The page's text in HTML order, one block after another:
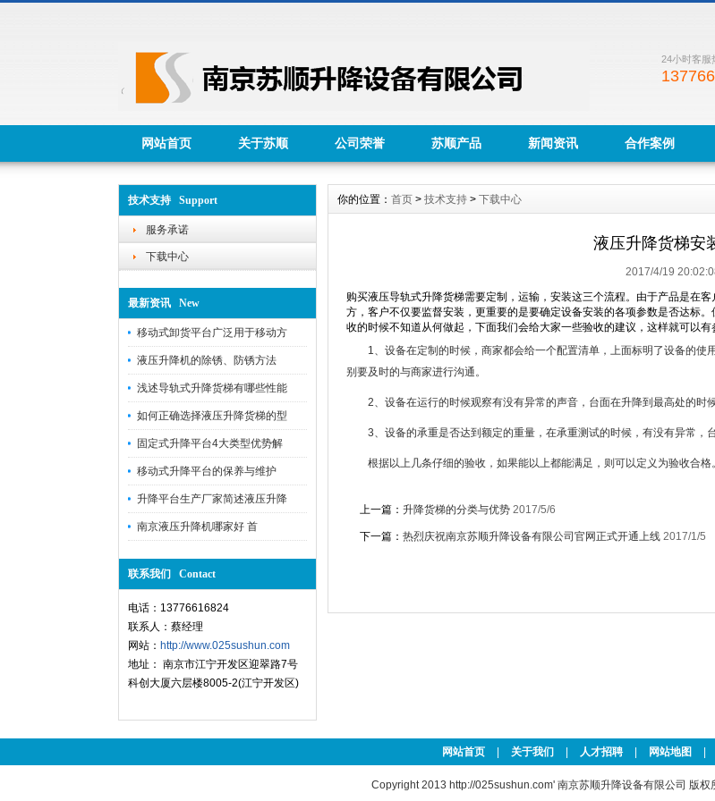
24小时客服
网站首页 关于苏顺 公司荣誉 苏顺产品 新闻资讯 合作案例
技术支持 Support
服务承诺
下载中心
最新资讯 New
移动式卸货平台广泛用于移动方
液压升降机的除锈、防锈方法
浅述导轨式升降货梯有哪些性能
如何正确选择液压升降货梯的型
固定式升降平台4大类型优势解
移动式升降平台的保养与维护
升降平台生产厂家简述液压升降
南京液压升降机哪家好 首
联系我们 Contact
电话：13776616824
联系人：蔡经理
网站： http://www.025sushun.com
地址： 南京市江宁开发区迎翠路7号
科创大厦六层楼8005-2(江宁开发区)
你的位置： 首页 > 技术支持 > 下载中心
液压升降货梯安
2017/4/19
购买液压导轨式升降货梯需要定制，运输，安装这三个流程。由于产品是在
方，客户不仅要监督安装，更重要的是要确定设备安装的各项参数是否达标
收的时候不知道从何做起，下面我们会给大家一些验收的建议，这样就可以有
1、设备在定制的时候，商家都会给一个配置清单，上面标明了设备的使
别要及时的与商家进行沟通。
2、设备在运行的时候观察有没有异常的声音，台面在升降到最高处的时候
3、设备的承重是否达到额定的重量，在承重测试的时候，有没有异常，台
根据以上几条仔细的验收，如果能以上都能满足，则可以定义为验收合格
上一篇： 升降货梯的分类与优势 2017/5/6
下一篇： 热烈庆祝南京苏顺升降设备有限公司官网正式开通上线 2017/1/5
网站首页 关于我们 人才招聘 网站地图
Copyright 2013 http://025sushun.com' 南京苏顺升降设备有限公司 版